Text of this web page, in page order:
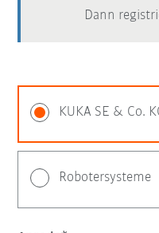
Dann
KUKA SE & Co.
Robotersysteme